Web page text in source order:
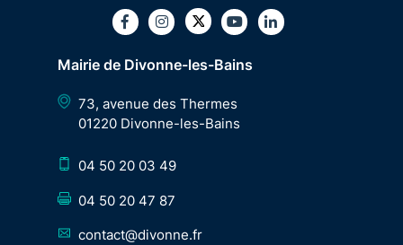
FacebookInstagram
TwitterYoutubeLinkedIn
Mairie de Divonne-les-Bains
73, avenue des Thermes
01220 Divonne-les-Bains
04 50 20 03 49
04 50 20 47 87
contact@divonne.fr